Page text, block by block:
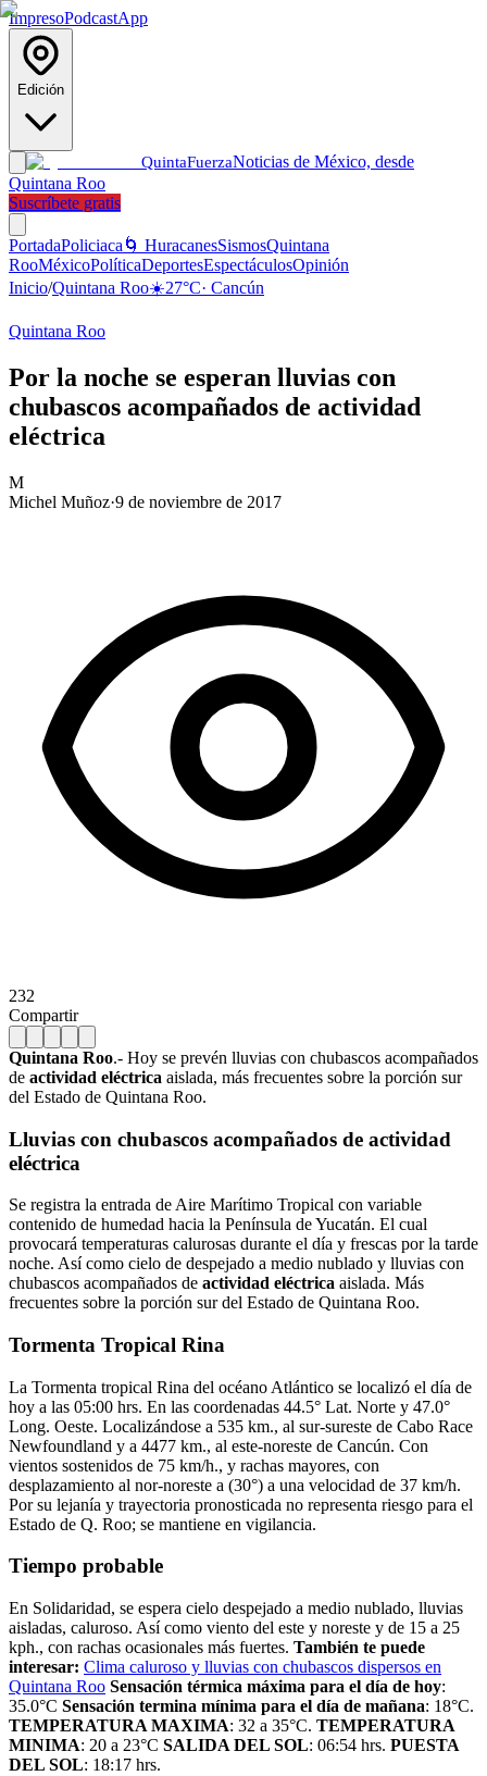
ImpresoPodcastApp
Edición
QuintaFuerzaNoticias de México, desde
Quintana Roo
Suscríbete gratis
PortadaPoliciaca 🌀 HuracanesSismosQuintana
RooMéxicoPolíticaDeportesEspectáculosOpinión
Inicio/Quintana Roo☀️27°C· Cancún
Quintana Roo
Por la noche se esperan lluvias con
chubascos acompañados de actividad
eléctrica
M
Michel Muñoz·9 de noviembre de 2017
232
Compartir
Quintana Roo.- Hoy se prevén lluvias con chubascos acompañados
de actividad eléctrica aislada, más frecuentes sobre la porción sur
del Estado de Quintana Roo.
Lluvias con chubascos acompañados de actividad
eléctrica
Se registra la entrada de Aire Marítimo Tropical con variable
contenido de humedad hacia la Península de Yucatán. El cual
provocará temperaturas calurosas durante el día y frescas por la tarde
noche. Así como cielo de despejado a medio nublado y lluvias con
chubascos acompañados de actividad eléctrica aislada. Más
frecuentes sobre la porción sur del Estado de Quintana Roo.
Tormenta Tropical Rina
La Tormenta tropical Rina del océano Atlántico se localizó el día de
hoy a las 05:00 hrs. En las coordenadas 44.5° Lat. Norte y 47.0°
Long. Oeste. Localizándose a 535 km., al sur-sureste de Cabo Race
Newfoundland y a 4477 km., al este-noreste de Cancún. Con
vientos sostenidos de 75 km/h., y rachas mayores, con
desplazamiento al nor-noreste a (30°) a una velocidad de 37 km/h.
Por su lejanía y trayectoria pronosticada no representa riesgo para el
Estado de Q. Roo; se mantiene en vigilancia.
Tiempo probable
En Solidaridad, se espera cielo despejado a medio nublado, lluvias
aisladas, caluroso. Así como viento del este y noreste y de 15 a 25
kph., con rachas ocasionales más fuertes. También te puede
interesar: Clima caluroso y lluvias con chubascos dispersos en
Quintana Roo Sensación térmica máxima para el día de hoy:
35.0°C Sensación termina mínima para el día de mañana: 18°C.
TEMPERATURA MAXIMA: 32 a 35°C. TEMPERATURA
MINIMA: 20 a 23°C SALIDA DEL SOL: 06:54 hrs. PUESTA
DEL SOL: 18:17 hrs.